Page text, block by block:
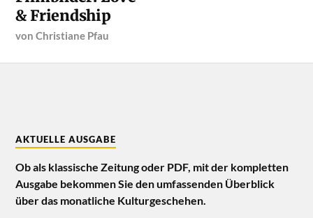
& Friendship
vonChristiane Pfau
AKTUELLE AUSGABE
Ob als klassische Zeitung oder PDF, mit der kompletten
Ausgabe bekommen Sie den umfassenden Überblick
über das monatliche Kulturgeschehen.